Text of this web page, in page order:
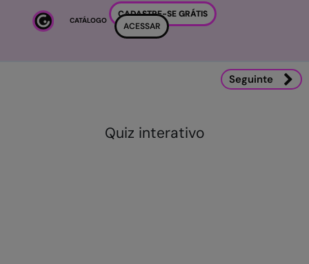
Ir para o conteúdo principal
CATÁLOGO
CADASTRE-SE GRÁTIS
ACESSAR
Quiz interativo
Seguinte